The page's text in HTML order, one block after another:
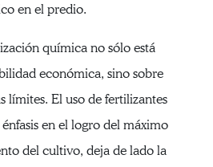
en el predio.
química no sólo está
económica, sino sobre
límites. El uso de fertilizantes
en el logro del máximo
del cultivo, deja de lado la